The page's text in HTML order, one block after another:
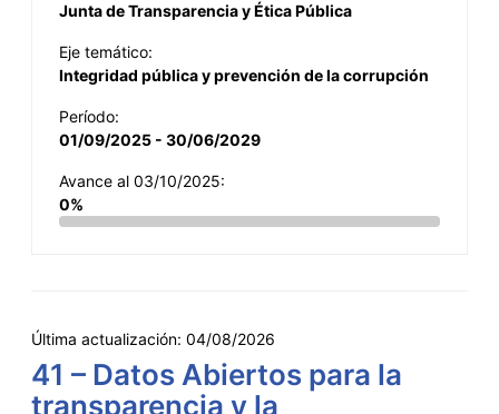
Junta de Transparencia y Ética Pública
Eje temático:
Integridad pública y prevención de la corrupción
Período:
01/09/2025 - 30/06/2029
Avance al 03/10/2025:
0%
Última actualización: 04/08/2026
41 – Datos Abiertos para la
transparencia y la